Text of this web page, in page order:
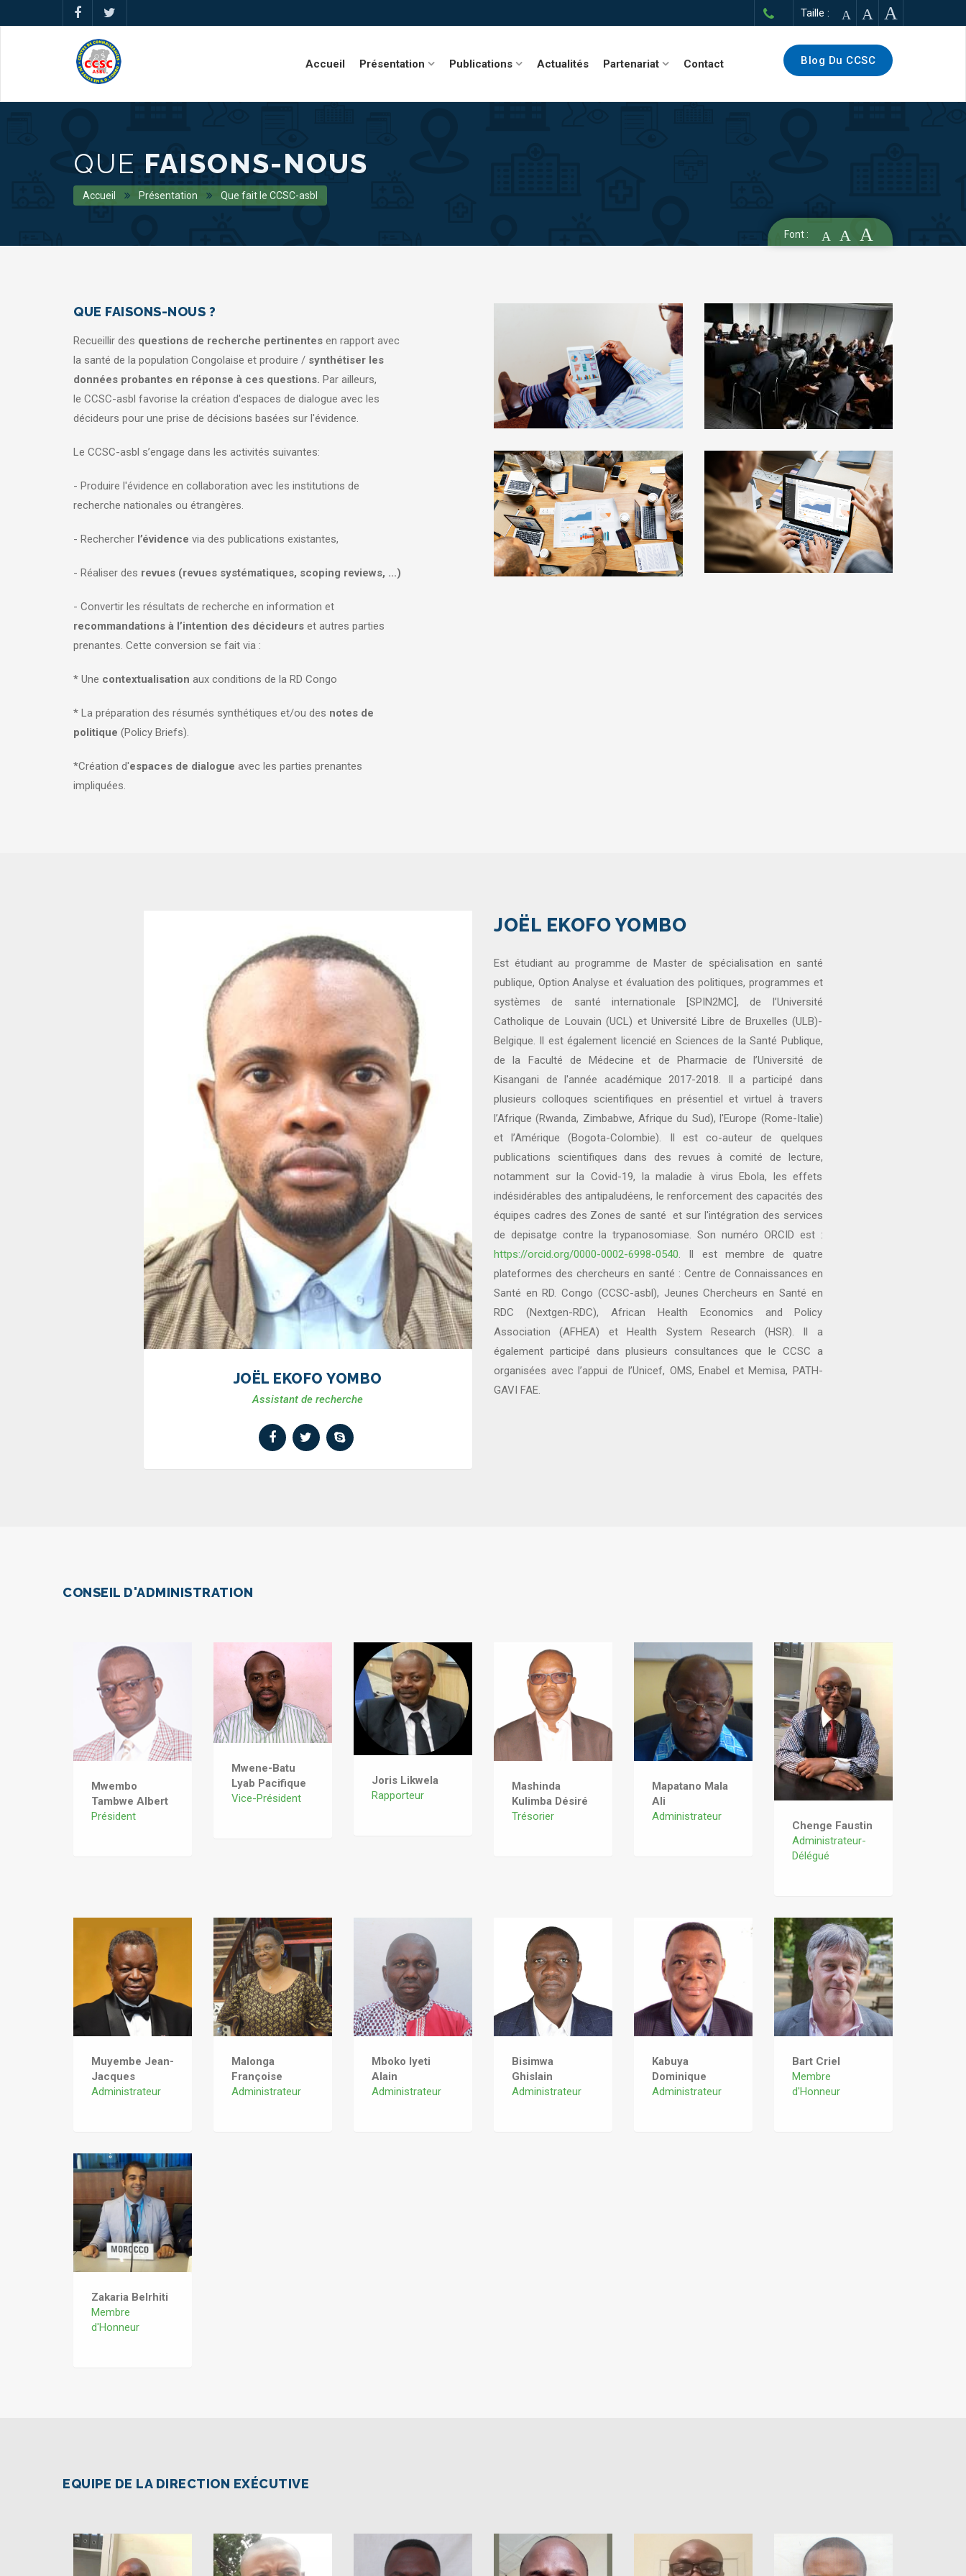
Taille : A A A
Accueil Présentation Publications Actualités Partenariat Contact Blog Du CCSC
QUE FAISONS-NOUS
Accueil Présentation Que fait le CCSC-asbl
Font : A A A
QUE FAISONS-NOUS ?
Recueillir des questions de recherche pertinentes en rapport avec
la santé de la population Congolaise et produire / synthétiser les
données probantes en réponse à ces questions. Par ailleurs,
le CCSC-asbl favorise la création d'espaces de dialogue avec les
décideurs pour une prise de décisions basées sur l'évidence.
Le CCSC-asbl s’engage dans les activités suivantes:
- Produire l'évidence en collaboration avec les institutions de
recherche nationales ou étrangères.
- Rechercher l’évidence via des publications existantes,
- Réaliser des revues (revues systématiques, scoping reviews, ...)
- Convertir les résultats de recherche en information et
recommandations à l’intention des décideurs et autres parties
prenantes. Cette conversion se fait via :
* Une contextualisation aux conditions de la RD Congo
* La préparation des résumés synthétiques et/ou des notes de
politique (Policy Briefs).
*Création d'espaces de dialogue avec les parties prenantes
impliquées.
JOËL EKOFO YOMBO
Assistant de recherche
JOËL EKOFO YOMBO
Est étudiant au programme de Master de spécialisation en santé
publique, Option Analyse et évaluation des politiques, programmes et
systèmes de santé internationale [SPIN2MC], de l’Université
Catholique de Louvain (UCL) et Université Libre de Bruxelles (ULB)-
Belgique. Il est également licencié en Sciences de la Santé Publique,
de la Faculté de Médecine et de Pharmacie de l’Université de
Kisangani de l'année académique 2017-2018. Il a participé dans
plusieurs colloques scientifiques en présentiel et virtuel à travers
l’Afrique (Rwanda, Zimbabwe, Afrique du Sud), l'Europe (Rome-Italie)
et l’Amérique (Bogota-Colombie). Il est co-auteur de quelques
publications scientifiques dans des revues à comité de lecture,
notamment sur la Covid-19, la maladie à virus Ebola, les effets
indésidérables des antipaludéens, le renforcement des capacités des
équipes cadres des Zones de santé et sur l'intégration des services
de depisatge contre la trypanosomiase. Son numéro ORCID est :
https://orcid.org/0000-0002-6998-0540. Il est membre de quatre
plateformes des chercheurs en santé : Centre de Connaissances en
Santé en RD. Congo (CCSC-asbl), Jeunes Chercheurs en Santé en
RDC (Nextgen-RDC), African Health Economics and Policy
Association (AFHEA) et Health System Research (HSR). Il a
également participé dans plusieurs consultances que le CCSC a
organisées avec l’appui de l’Unicef, OMS, Enabel et Memisa, PATH-
GAVI FAE.
CONSEIL D'ADMINISTRATION
Mwembo
Tambwe Albert
Président
Mwene-Batu
Lyab Pacifique
Vice-Président
Joris Likwela
Rapporteur
Mashinda
Kulimba Désiré
Trésorier
Mapatano Mala
Ali
Administrateur
Chenge Faustin
Administrateur-
Délégué
Muyembe Jean-
Jacques
Administrateur
Malonga
Françoise
Administrateur
Mboko Iyeti
Alain
Administrateur
Bisimwa
Ghislain
Administrateur
Kabuya
Dominique
Administrateur
Bart Criel
Membre
d'Honneur
Zakaria Belrhiti
Membre
d'Honneur
EQUIPE DE LA DIRECTION EXÉCUTIVE